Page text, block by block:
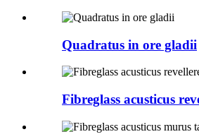
Quadratus in ore gladii
Fibreglass acusticus